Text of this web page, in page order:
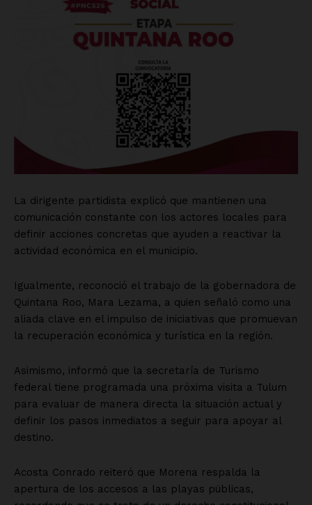
La dirigente partidista explicó que mantienen una
comunicación constante con los actores locales para
definir acciones concretas que ayuden a reactivar la
actividad económica en el municipio.
Igualmente, reconoció el trabajo de la gobernadora de
Quintana Roo, Mara Lezama, a quien señaló como una
aliada clave en el impulso de iniciativas que promuevan
la recuperación económica y turística en la región.
Asimismo, informó que la secretaría de Turismo
federal tiene programada una próxima visita a Tulum
para evaluar de manera directa la situación actual y
definir los pasos inmediatos a seguir para apoyar al
destino.
Acosta Conrado reiteró que Morena respalda la
apertura de los accesos a las playas públicas,